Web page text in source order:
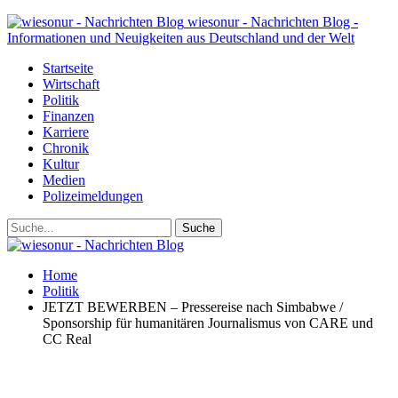
wiesonur - Nachrichten Blog -
Informationen und Neuigkeiten aus Deutschland und der Welt
Startseite
Wirtschaft
Politik
Finanzen
Karriere
Chronik
Kultur
Medien
Polizeimeldungen
Home
Politik
JETZT BEWERBEN – Pressereise nach Simbabwe /
Sponsorship für humanitären Journalismus von CARE und
CC Real